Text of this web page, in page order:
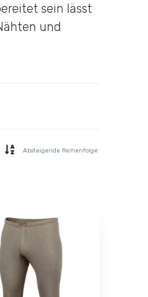
sein lässt
und
Absteigende Reihenfolge